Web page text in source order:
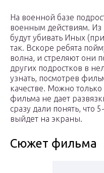
На военной базе
военным действиям. Из
будут убивать Иных
так. Вскоре ребята
волна, и стреляют они
других подростков в
узнать, посмотрев
качестве. Можно только
фильма не дает
сразу дали понять, что
выйдет на экраны.
Сюжет фильма